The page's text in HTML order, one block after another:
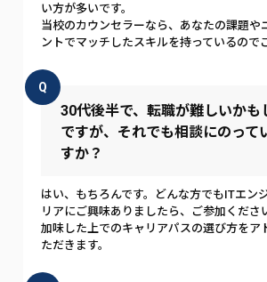
い方が多いです。
当校のカウンセラーなら、あなたの課題や
ントでマッチしたスキルを持っているので
Q
30代後半で、転職が難しいかも
ですが、それでも相談にのって
すか？
はい、もちろんです。どんな方でもITエン
リアにご興味ありましたら、ご参加くださ
加味した上でのキャリアパスの選び方をア
ただきます。